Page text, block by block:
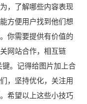
，了解哪些内容表现
方便用户找到他们想
你需要提供有价值的
网站合作，相互链
。记得给图片加上合
，坚持优化，关注用
希望以上这些小技巧